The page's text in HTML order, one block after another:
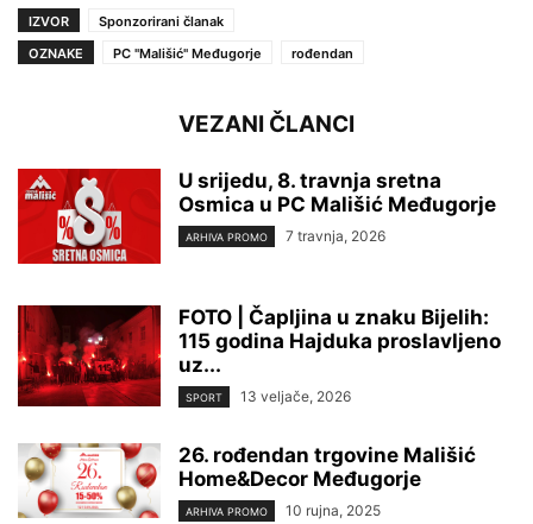
IZVOR
Sponzorirani članak
OZNAKE
PC ''Mališić'' Međugorje rođendan
VEZANI ČLANCI
U srijedu, 8. travnja sretna
Osmica u PC Mališić Međugorje
ARHIVA PROMO 7 travnja, 2026
FOTO | Čapljina u znaku Bijelih:
115 godina Hajduka proslavljeno
uz...
SPORT 13 veljače, 2026
26. rođendan trgovine Mališić
Home&Decor Međugorje
ARHIVA PROMO 10 rujna, 2025